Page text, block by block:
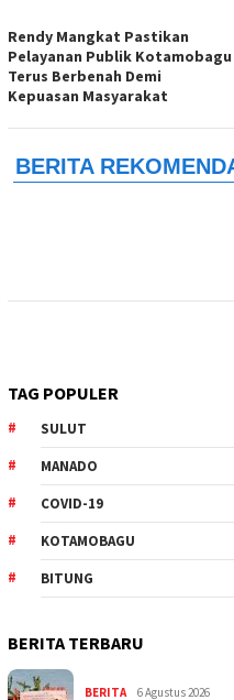
Rendy Mangkat Pastikan
Pelayanan Publik Kotamobagu
Terus Berbenah Demi
Kepuasan Masyarakat
TAG POPULER
SULUT
MANADO
COVID-19
KOTAMOBAGU
BITUNG
BERITA TERBARU
BERITA 6 Agustus 2026